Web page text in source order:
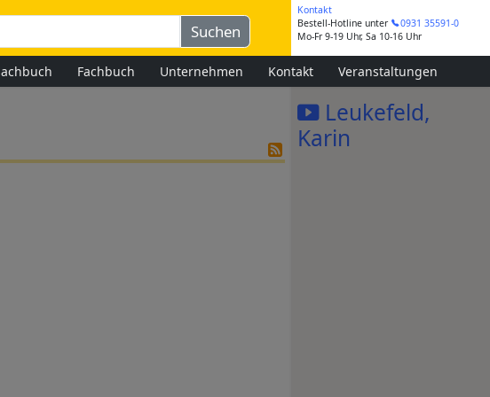
Kontakt
Bestell-Hotline unter
0931 35591-0
Mo-Fr 9-19 Uhr, Sa 10-16 Uhr
Fachbuch Unternehmen Kontakt Veranstaltungen
Leukefeld,
Karin